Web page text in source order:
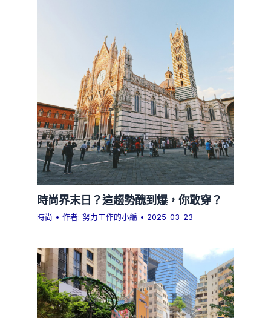
時尚界末日？這趨勢醜到爆，你敢穿？
時尚 • 作者:努力工作的小編 • 2025-03-23